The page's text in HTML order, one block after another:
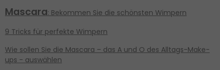
Mascara: Bekommen Sie die schönsten Wimpern
9 Tricks für perfekte Wimpern
Wie sollen Sie die Mascara – das A und O des Alltags-Make-
ups - auswählen